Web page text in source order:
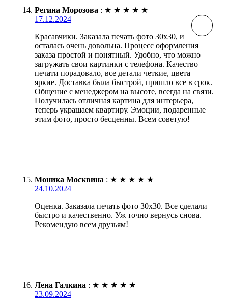
Регина Морозова : ★ ★ ★ ★ ★
17.12.2024
Красавчики. Заказала печать фото 30х30, и
осталась очень довольна. Процесс оформления
заказа простой и понятный. Удобно, что можно
загружать свои картинки с телефона. Качество
печати порадовало, все детали четкие, цвета
яркие. Доставка была быстрой, пришло все в срок.
Общение с менеджером на высоте, всегда на связи.
Получилась отличная картина для интерьера,
теперь украшаем квартиру. Эмоции, подаренные
этим фото, просто бесценны. Всем советую!
Моника Москвина : ★ ★ ★ ★ ★
24.10.2024
Оценка. Заказала печать фото 30х30. Все сделали
быстро и качественно. Уж точно вернусь снова.
Рекомендую всем друзьям!
Лена Галкина : ★ ★ ★ ★ ★
23.09.2024